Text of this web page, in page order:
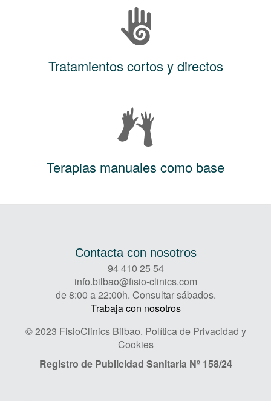
Tratamientos cortos y directos
Terapias manuales como base
Contacta con nosotros
94 410 25 54
info.bilbao@fisio-clinics.com
de 8:00 a 22:00h. Consultar sábados.
Trabaja con nosotros
© 2023 FisioClinics Bilbao. Política de Privacidad y
Cookies
Registro de Publicidad Sanitaria Nº 158/24